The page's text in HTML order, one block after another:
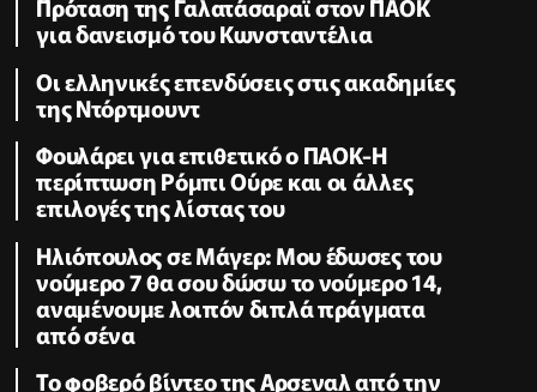
Πρόταση της Γαλατάσαραϊ στον ΠΑΟΚ
για δανεισμό του Κωνσταντέλια
Οι ελληνικές επενδύσεις στις ακαδημίες
της Ντόρτμουντ
Φουλάρει για επιθετικό ο ΠΑΟΚ-Η
περίπτωση Ρόμπι Ούρε και οι άλλες
επιλογές της λίστας του
Ηλιόπουλος σε Μάγερ: Μου έδωσες του
νούμερο 7 θα σου δώσω το νούμερο 14,
αναμένουμε λοιπόν διπλά πράγματα
από σένα
Το φοβερό βίντεο της Αρσεναλ από την